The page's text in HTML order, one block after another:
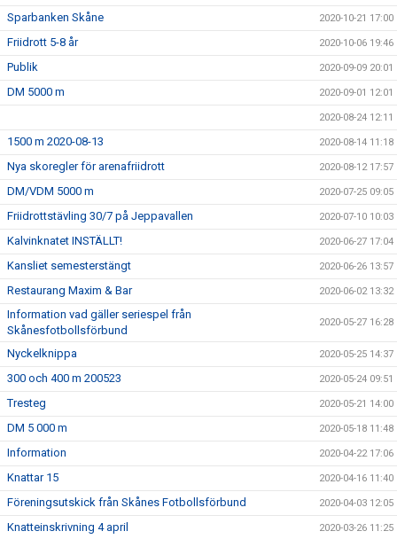
Sparbanken Skåne 2020-10-21 17:00
Friidrott 5-8 år 2020-10-06 19:46
Publik 2020-09-09 20:01
DM 5000 m 2020-09-01 12:01
2020-08-24 12:11
1500 m 2020-08-13 2020-08-14 11:18
Nya skoregler för arenafriidrott 2020-08-12 17:57
DM/VDM 5000 m 2020-07-25 09:05
Friidrottstävling 30/7 på Jeppavallen 2020-07-10 10:03
Kalvinknatet INSTÄLLT! 2020-06-27 17:04
Kansliet semesterstängt 2020-06-26 13:57
Restaurang Maxim & Bar 2020-06-02 13:32
Information vad gäller seriespel från
Skånesfotbollsförbund
2020-05-27 16:28
Nyckelknippa 2020-05-25 14:37
300 och 400 m 200523 2020-05-24 09:51
Tresteg 2020-05-21 14:00
DM 5 000 m 2020-05-18 11:48
Information 2020-04-22 17:06
Knattar 15 2020-04-16 11:40
Föreningsutskick från Skånes Fotbollsförbund 2020-04-03 12:05
Knatteinskrivning 4 april 2020-03-26 11:25